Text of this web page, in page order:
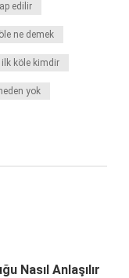
edilir
ne demek
köle kimdir
yok
Nasıl Anlaşılır